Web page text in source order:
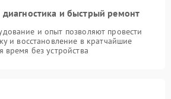
диагностика и быстрый ремонт
и опыт позволяют провести
и восстановление в кратчайшие
без устройства